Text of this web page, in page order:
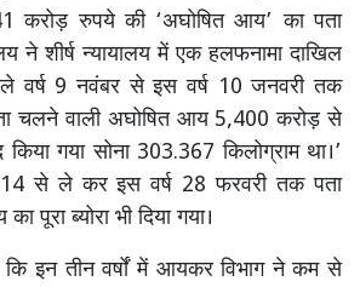
करोड़ रुपये की ‘अघोषित आय’ का पता
ने शीर्ष न्यायालय में एक हलफनामा दाखिल
वर्ष 9 नवंबर से इस वर्ष 10 जनवरी तक
चलने वाली अघोषित आय 5,400 करोड़ से
गया सोना 303.367 किलोग्राम था।’
से ले कर इस वर्ष 28 फरवरी तक पता
पूरा ब्योरा भी दिया गया।
इन तीन वर्षों में आयकर विभाग ने कम से